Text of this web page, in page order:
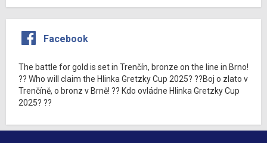
Facebook
The battle for gold is set in Trenčín, bronze on the line in Brno!
?? Who will claim the Hlinka Gretzky Cup 2025? ??Boj o zlato v
Trenčíně, o bronz v Brně! ?? Kdo ovládne Hlinka Gretzky Cup
2025? ??